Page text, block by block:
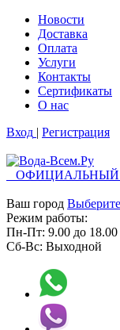
Новости
Доставка
Оплата
Услуги
Контакты
Cертификаты
О нас
Вход | Регистрация
ОФИЦИАЛЬНЫЙ
Ваш город
Режим работы:
Пн-Пт: 9.00 до 18.00
Сб-Вс: Выходной